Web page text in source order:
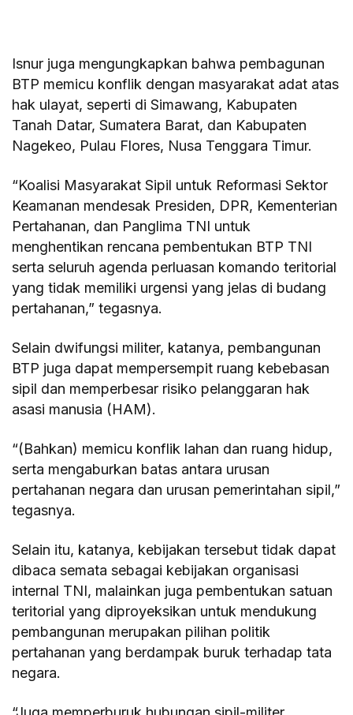
Isnur juga mengungkapkan bahwa pembagunan
BTP memicu konflik dengan masyarakat adat atas
hak ulayat, seperti di Simawang, Kabupaten
Tanah Datar, Sumatera Barat, dan Kabupaten
Nagekeo, Pulau Flores, Nusa Tenggara Timur.
“Koalisi Masyarakat Sipil untuk Reformasi Sektor
Keamanan mendesak Presiden, DPR, Kementerian
Pertahanan, dan Panglima TNI untuk
menghentikan rencana pembentukan BTP TNI
serta seluruh agenda perluasan komando teritorial
yang tidak memiliki urgensi yang jelas di budang
pertahanan,” tegasnya.
Selain dwifungsi militer, katanya, pembangunan
BTP juga dapat mempersempit ruang kebebasan
sipil dan memperbesar risiko pelanggaran hak
asasi manusia (HAM).
“(Bahkan) memicu konflik lahan dan ruang hidup,
serta mengaburkan batas antara urusan
pertahanan negara dan urusan pemerintahan sipil,”
tegasnya.
Selain itu, katanya, kebijakan tersebut tidak dapat
dibaca semata sebagai kebijakan organisasi
internal TNI, malainkan juga pembentukan satuan
teritorial yang diproyeksikan untuk mendukung
pembangunan merupakan pilihan politik
pertahanan yang berdampak buruk terhadap tata
negara.